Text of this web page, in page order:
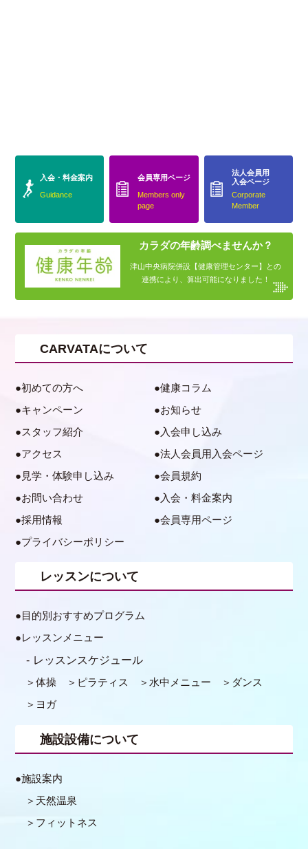
入会・料金案内
Guidance
会員専用ページ
Members only
page
法人会員用
入会ページ
Corporate
Member
カラダの年齢調べませんか？
津山中央病院併設【健康管理センター】との
連携により、算出可能になりました！
CARVATAについて
初めての方へ
健康コラム
キャンペーン
お知らせ
スタッフ紹介
入会申し込み
アクセス
法人会員用入会ページ
見学・体験申し込み
会員規約
お問い合わせ
入会・料金案内
採用情報
会員専用ページ
プライバシーポリシー
レッスンについて
目的別おすすめプログラム
レッスンメニュー
レッスンスケジュール
体操 ピラティス 水中メニュー
ダンス
ヨガ
施設設備について
施設案内
天然温泉
フィットネス